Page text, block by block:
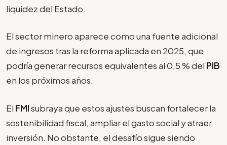
liquidez del Estado.
El sector minero aparece como una fuente adicional
de ingresos tras la reforma aplicada en 2025, que
podría generar recursos equivalentes al 0,5 % del PIB
en los próximos años.
El FMIsubraya que estos ajustes buscan fortalecer la
sostenibilidad fiscal, ampliar el gasto social y atraer
inversión. No obstante, el desafío sigue siendo